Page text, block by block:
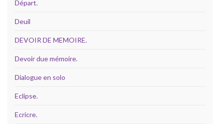
Départ.
Deuil
DEVOIR DE MEMOIRE.
Devoir due mémoire.
Dialogue en solo
Eclipse.
Ecricre.